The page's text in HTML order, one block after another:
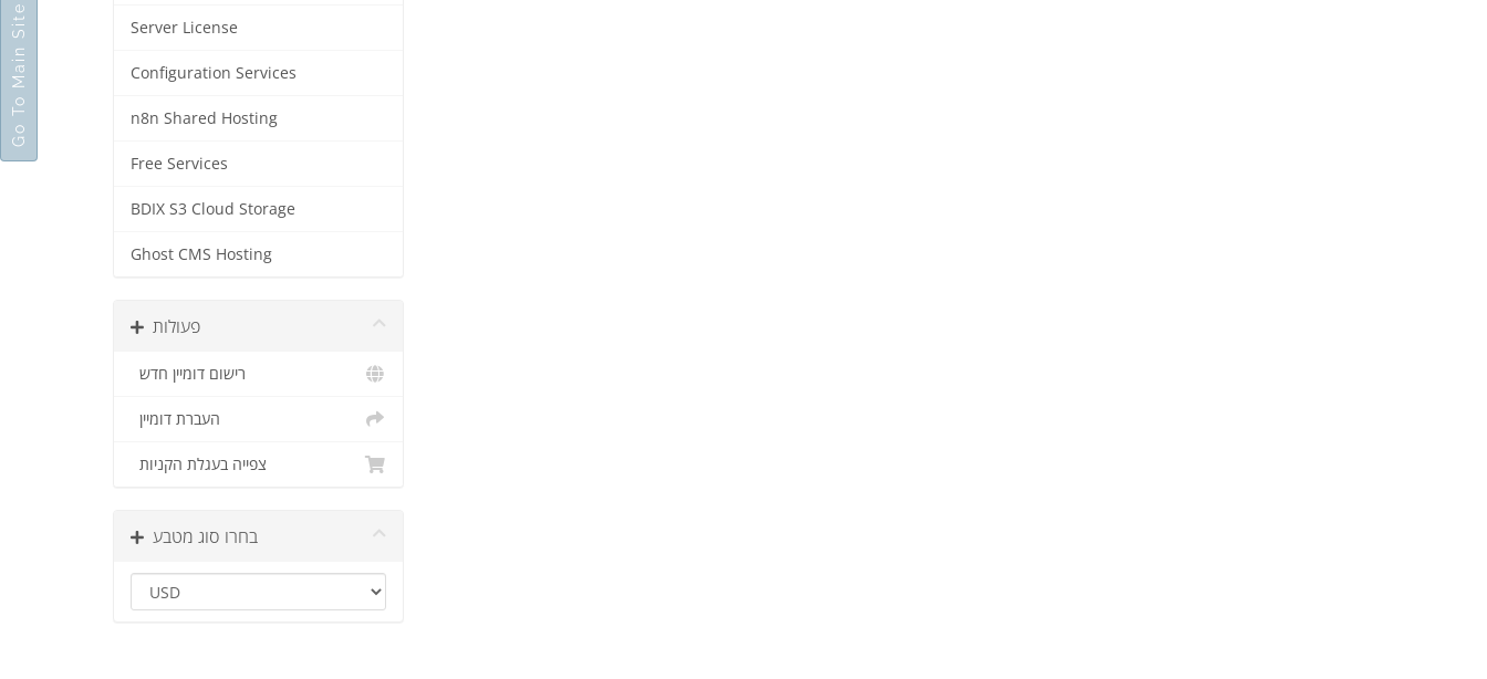
Server License
Configuration Services
n8n Shared Hosting
Free Services
BDIX S3 Cloud Storage
Ghost CMS Hosting
פעולות
רישום דומיין חדש
העברת דומיין
צפייה בעגלת הקניות
בחרו סוג מטבע
Go To Main Site